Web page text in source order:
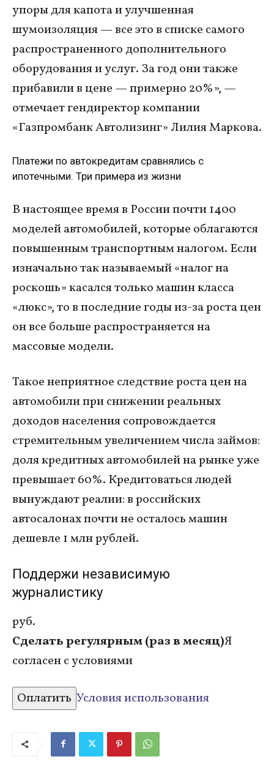
упоры для капота и улучшенная
шумоизоляция — все это в списке самого
распространенного дополнительного
оборудования и услуг. За год они также
прибавили в цене — примерно 20%», —
отмечает гендиректор компании
«Газпромбанк Автолизинг» Лилия Маркова.
Платежи по автокредитам сравнялись с
ипотечными. Три примера из жизни
В настоящее время в России почти 1400
моделей автомобилей, которые облагаются
повышенным транспортным налогом. Если
изначально так называемый «налог на
роскошь» касался только машин класса
«люкс», то в последние годы из-за роста цен
он все больше распространяется на
массовые модели.
Такое неприятное следствие роста цен на
автомобили при снижении реальных
доходов населения сопровождается
стремительным увеличением числа займов:
доля кредитных автомобилей на рынке уже
превышает 60%. Кредитоваться людей
вынуждают реалии: в российских
автосалонах почти не осталось машин
дешевле 1 млн рублей.
Поддержи независимую
журналистику
руб.
Сделать регулярным (раз в месяц)Я
согласен с условиями
Оплатить Условия использования